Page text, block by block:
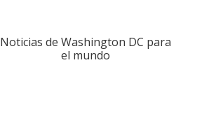
Noticias de Washington DC para
el mundo